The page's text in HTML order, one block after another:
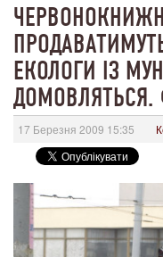
ЕКОЛОГИ ІЗ
ДОМОВЛЯТЬСЯ.
17 Березня 2009 15:35